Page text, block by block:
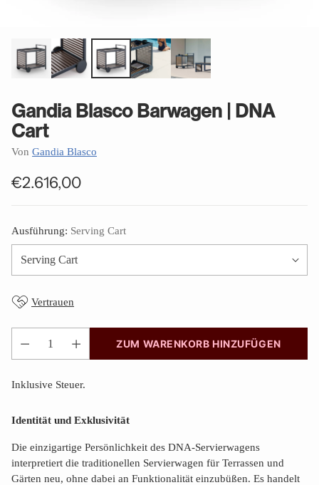
Gandia Blasco Barwagen | DNA
Cart
Von Gandia Blasco
Normaler
€2.616,00
Ausführung: Serving Cart
Vertrauen
Anzahl
ZUM WARENKORB HINZUFÜGEN
Inklusive Steuer.
Identität und Exklusivität
Die einzigartige Persönlichkeit des DNA-Servierwagens
interpretiert die traditionellen Servierwagen für Terrassen und
Gärten neu, ohne dabei an Funktionalität einzubüßen. Es handelt